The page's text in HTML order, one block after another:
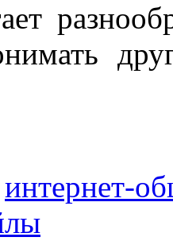
интернет-